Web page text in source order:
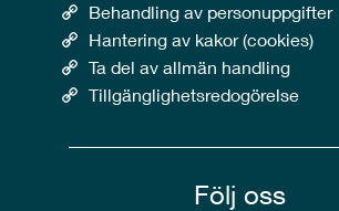
Behandling av personuppgifter
Hantering av kakor (cookies)
Ta del av allmän handling
Tillgänglighetsredogörelse
Följ oss